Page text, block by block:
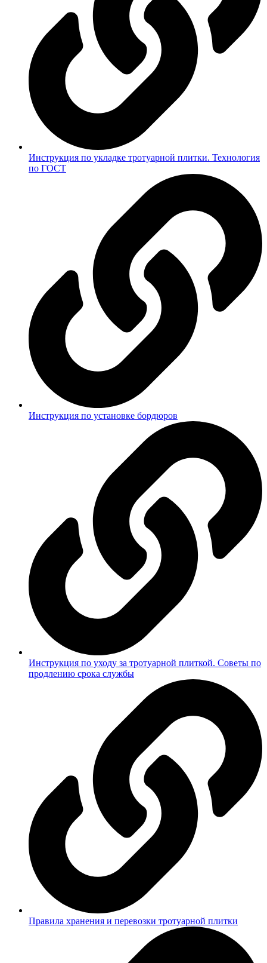
Инструкция по укладке тротуарной плитки. Технология
по ГОСТ
Инструкция по установке бордюров
Инструкция по уходу за тротуарной плиткой. Советы по
продлению срока службы
Правила хранения и перевозки тротуарной плитки